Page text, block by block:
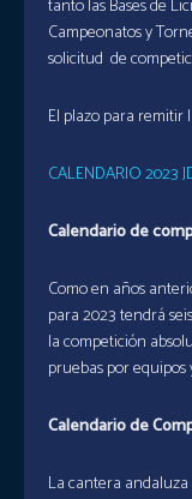
tanto las Bases de
Campeonatos y
solicitud de
El plazo para remitir
CALENDARIO 2023
Calendario de
Como en años
para 2023 tendrá
la competición
pruebas por equipos
Calendario de
La cantera